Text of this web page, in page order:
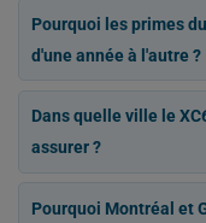
Pourquoi les primes
d'une année à l'autre ?
Dans quelle ville le
assurer ?
Pourquoi Montréal et